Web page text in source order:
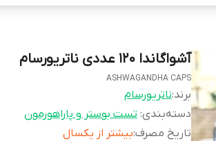
آشواگاندا ۱۲۰ عددی ناتریورسام
ASHWAGANDHA CAPS
برند:ناتریورسام
دسته‌بندی: تست بوستر و پاراهورمون
تاریخ مصرف:بیشتر از یکسال